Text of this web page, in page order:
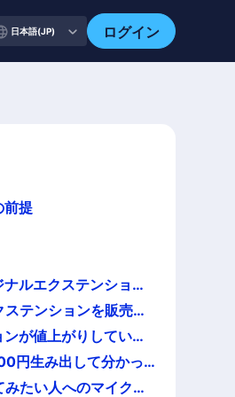
日本語(JP) ログイン
前提
ルエクステンション
法。テンションを販売す
が値上がりしてい
円生み出して分かっ
たい人へのマイクリ